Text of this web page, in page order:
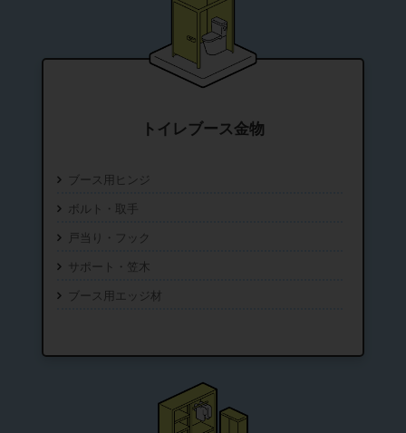
トイレブース金物
ブース用ヒンジ
ボルト・取手
戸当り・フック
サポート・笠木
ブース用エッジ材